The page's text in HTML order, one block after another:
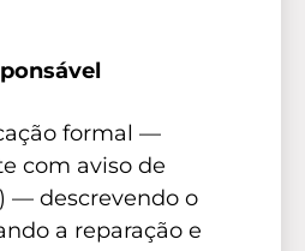
formal —
com aviso de
— descrevendo o
a reparação e